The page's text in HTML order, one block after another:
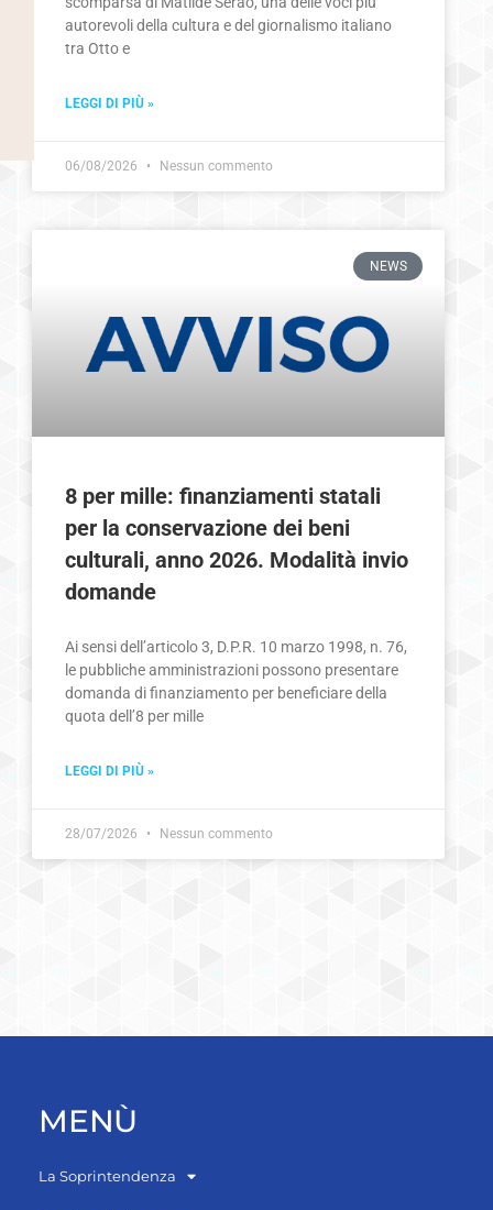
autorevoli della cultura e del giornalismo italiano
tra Otto e
LEGGI DI PIÙ »
06/08/2026 Nessun commento
NEWS
8 per mille: finanziamenti statali
per la conservazione dei beni
culturali, anno 2026. Modalità invio
domande
Ai sensi dell’articolo 3, D.P.R. 10 marzo 1998, n. 76,
le pubbliche amministrazioni possono presentare
domanda di finanziamento per beneficiare della
quota dell’8 per mille
LEGGI DI PIÙ »
28/07/2026 Nessun commento
MENÙ
La Soprintendenza